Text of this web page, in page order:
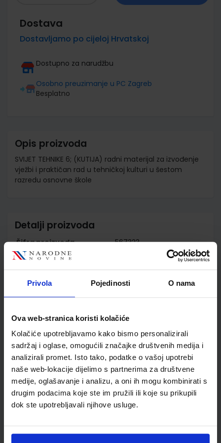
Privola Pojedinosti O nama
Ova web-stranica koristi kolačiće
Kolačiće upotrebljavamo kako bismo personalizirali
sadržaj i oglase, omogućili značajke društvenih medija i
analizirali promet. Isto tako, podatke o vašoj upotrebi
naše web-lokacije dijelimo s partnerima za društvene
medije, oglašavanje i analizu, a oni ih mogu kombinirati s
drugim podacima koje ste im pružili ili koje su prikupili
dok ste upotrebljavali njihove usluge.
Dostava
Dostavljamo po cijeloj Hrvatskoj
Dostupno za narudžbu
Osobno preuzimanje u PC Zagreb
Besplatno
Opis proizvoda
SVIJET TEHNIKE 6; (KUTIJA) radni materijal za izvođenje
vježbi i praktičan rad u tehničkoj kulturi u šestom
razredu osnovne škole
Detalji proizvoda
Šifra proizvoda
567323
Jedinična mjera
Nakladnik
ŠKOLSKA KNJIGA d.d.
Autor
Delić Jukić Koprivnjak
Vrsta školske knjige
RADNI MATERIJALI
Vrsta škole
1 OSNOVNA
Nastavni predmet
TEHNIČKA KULTURA
Reg br min
7089-DOM